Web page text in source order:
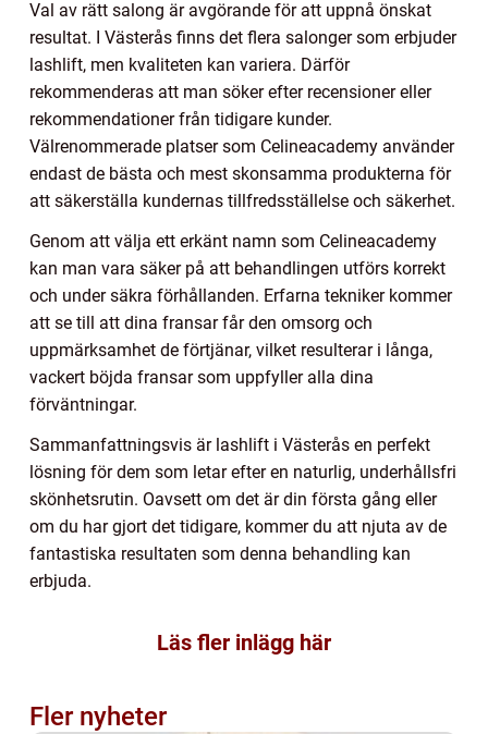
Val av rätt salong är avgörande för att uppnå önskat
resultat. I Västerås finns det flera salonger som erbjuder
lashlift, men kvaliteten kan variera. Därför
rekommenderas att man söker efter recensioner eller
rekommendationer från tidigare kunder.
Välrenommerade platser som Celineacademy använder
endast de bästa och mest skonsamma produkterna för
att säkerställa kundernas tillfredsställelse och säkerhet.
Genom att välja ett erkänt namn som Celineacademy
kan man vara säker på att behandlingen utförs korrekt
och under säkra förhållanden. Erfarna tekniker kommer
att se till att dina fransar får den omsorg och
uppmärksamhet de förtjänar, vilket resulterar i långa,
vackert böjda fransar som uppfyller alla dina
förväntningar.
Sammanfattningsvis är lashlift i Västerås en perfekt
lösning för dem som letar efter en naturlig, underhållsfri
skönhetsrutin. Oavsett om det är din första gång eller
om du har gjort det tidigare, kommer du att njuta av de
fantastiska resultaten som denna behandling kan
erbjuda.
Läs fler inlägg här
Fler nyheter